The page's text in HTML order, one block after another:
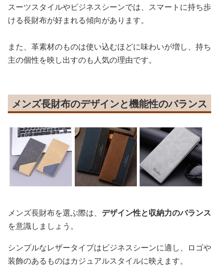
スーツスタイルやビジネスシーンでは、スマートに持ち歩
ける長財布が好まれる傾向があります。
また、革素材のものは使い込むほどに味わいが増し、持ち
主の個性を映し出すのも人気の理由です。
メンズ長財布のデザインと機能性のバランス
メンズ長財布を選ぶ際は、 デザイン性と収納力のバランス
を意識しましょう。
シンプルなレザータイプはビジネスシーンに適し、ロゴや
装飾のあるものはカジュアルスタイルに映えます。